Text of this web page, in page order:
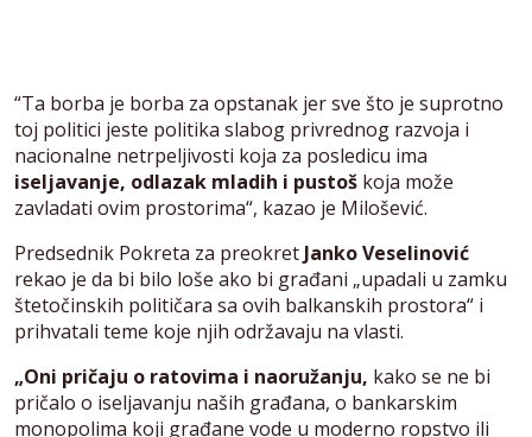
“Ta borba je borba za opstanak jer sve što je suprotno
toj politici jeste politika slabog privrednog razvoja i
nacionalne netrpeljivosti koja za posledicu ima
iseljavanje, odlazak mladih i pustoš koja može
zavladati ovim prostorima“, kazao je Milošević.
Predsednik Pokreta za preokret Janko Veselinović
rekao je da bi bilo loše ako bi građani „upadali u zamku
štetočinskih političara sa ovih balkanskih prostora“ i
prihvatali teme koje njih održavaju na vlasti.
„Oni pričaju o ratovima i naoružanju, kako se ne bi
pričalo o iseljavanju naših građana, o bankarskim
monopolima koji građane vode u moderno ropstvo ili